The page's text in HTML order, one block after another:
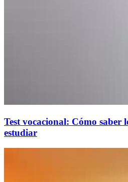
Test vocacional: Cómo saber
estudiar